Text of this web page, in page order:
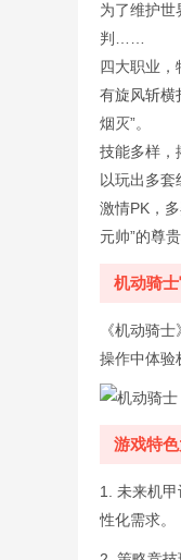
为了维护世
判……
四大职业，
有旋风斩横
烟灭”。
技能多样，
以玩出多套
激情PK，
元帅”的尊
机动骑
《机动骑
操作中体验
游戏特
1. 未来机
性化需求。